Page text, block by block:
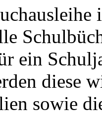
ein
diese
sowie